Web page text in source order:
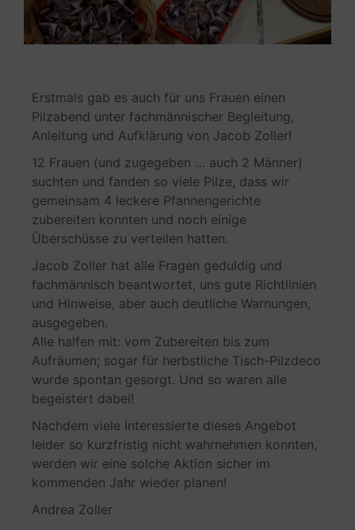
Erstmals gab es auch für uns Frauen einen
Pilzabend unter fachmännischer Begleitung,
Anleitung und Aufklärung von Jacob Zoller!
12 Frauen (und zugegeben … auch 2 Männer)
suchten und fanden so viele Pilze, dass wir
gemeinsam 4 leckere Pfannengerichte
zubereiten konnten und noch einige
Überschüsse zu verteilen hatten.
Jacob Zoller hat alle Fragen geduldig und
fachmännisch beantwortet, uns gute Richtlinien
und Hinweise, aber auch deutliche Warnungen,
ausgegeben.
Alle halfen mit: vom Zubereiten bis zum
Aufräumen; sogar für herbstliche Tisch-Pilzdeco
wurde spontan gesorgt. Und so waren alle
begeistert dabei!
Nachdem viele Interessierte dieses Angebot
leider so kurzfristig nicht wahrnehmen konnten,
werden wir eine solche Aktion sicher im
kommenden Jahr wieder planen!
Andrea Zoller